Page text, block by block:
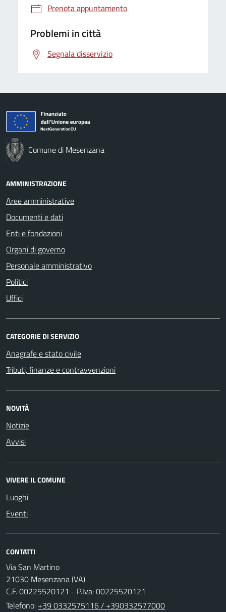
Prenota appuntamento
Problemi in città
Segnala disservizio
Comune di Mesenzana
AMMINISTRAZIONE
Aree amministrative
Documenti e dati
Enti e fondazioni
Organi di governo
Personale amministrativo
Politici
Uffici
CATEGORIE DI SERVIZIO
Anagrafe e stato civile
Tributi, finanze e contravvenzioni
NOVITÀ
Notizie
Avvisi
VIVERE IL COMUNE
Luoghi
Eventi
CONTATTI
Via San Martino
21030 Mesenzana (VA)
C.F. 00225520121 - P.Iva: 00225520121
Telefono: +39 0332575116 / +390332577000